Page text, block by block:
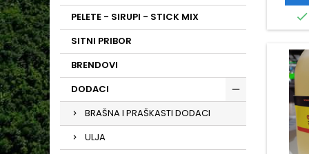
PELETE - SIRUPI - STICK MIX
SITNI PRIBOR
BRENDOVI
DODACI
BRAŠNA I PRAŠKASTI DODACI
ULJA
